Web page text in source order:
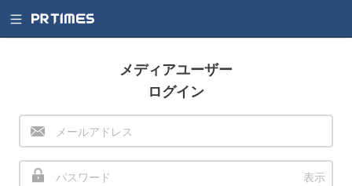
メディアユーザー
ログイン
表示